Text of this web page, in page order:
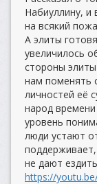
Набиуллину,
на всякий
А элиты
увеличилось
стороны
нам поменять
личностей её
народ
уровень
люди устают
не дают
https://